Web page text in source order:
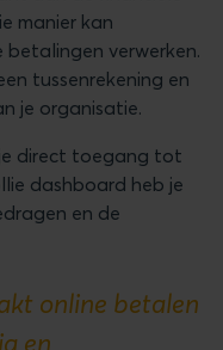
manier kan
betalingen verwerken.
tussenrekening en
je organisatie.
direct toegang tot
dashboard heb je
en de
online betalen
en